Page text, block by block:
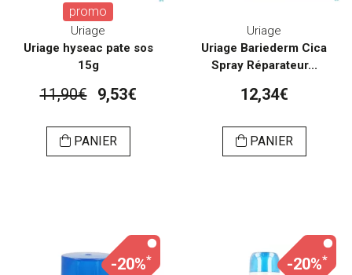
promo
Uriage
Uriage hyseac pate sos
15g
11,90€ 9,53€
PANIER
Uriage
Uriage Bariederm Cica
Spray Réparateur...
12,34€
PANIER
-20%* -20%*